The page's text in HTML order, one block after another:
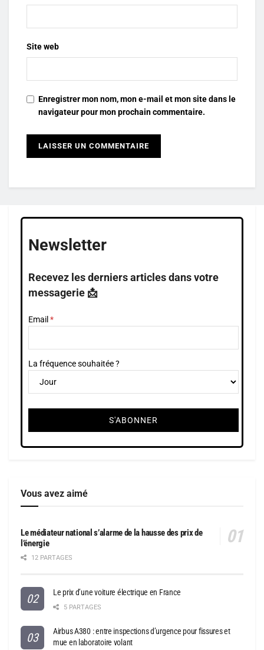
Site web
Enregistrer mon nom, mon e-mail et mon site dans le
navigateur pour mon prochain commentaire.
Newsletter
Recevez les derniers articles dans votre
messagerie 📩
Email
La fréquence souhaitée ?
Vous avez aimé
Le médiateur national s’alarme de la hausse des prix de
l’énergie
12 PARTAGES
Le prix d’une voiture électrique en France
5 PARTAGES
Airbus A380 : entre inspections d’urgence pour fissures et
mue en laboratoire volant